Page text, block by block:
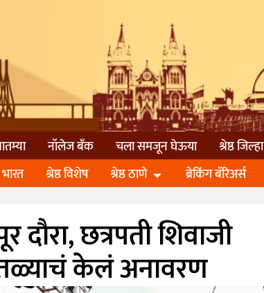
नॉलेज बॅंक चला समजून घेऊया श्रेष्ठ जिल्हा
भारत श्रेष्ठ विशेष श्रेष्ठ ठाणे ब्रेकिंग बॅरिअर्स
दौरा, छत्रपती शिवाजी
केलं अनावरण